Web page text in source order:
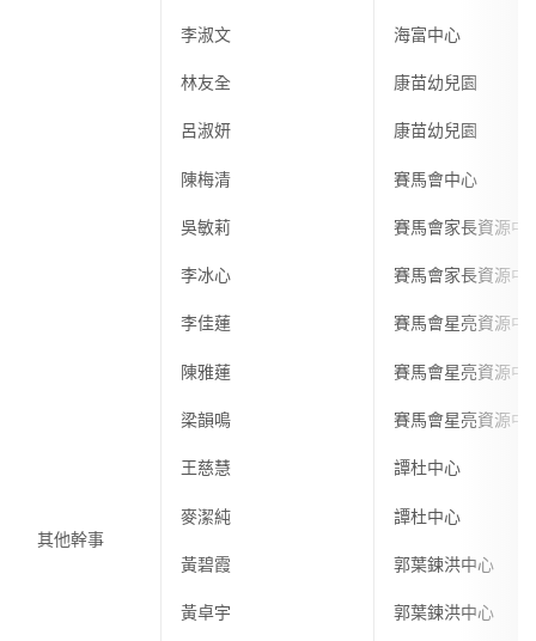
其他幹事
李淑文
林友全
呂淑妍
陳梅清
吳敏莉
李冰心
李佳蓮
陳雅蓮
梁韻鳴
王慈慧
麥潔純
黃碧霞
黃卓宇
海富中心
康苗幼兒園
康苗幼兒園
賽馬會中心
賽馬會家長資源中
賽馬會家長資源中
賽馬會星亮資源中
賽馬會星亮資源中
賽馬會星亮資源中
譚杜中心
譚杜中心
郭葉鍊洪中心
郭葉鍊洪中心